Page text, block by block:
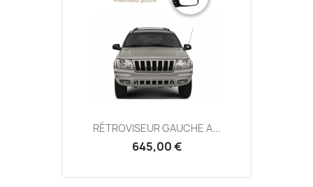
RÉTROVISEUR GAUCHE A...
645,00 €